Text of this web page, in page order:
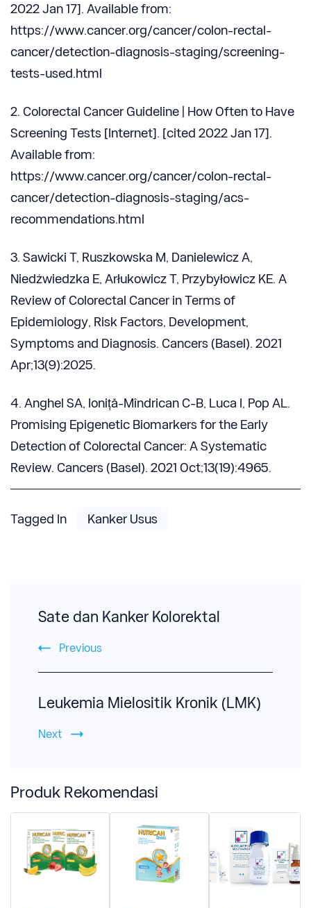
2022 Jan 17]. Available from:
https://www.cancer.org/cancer/colon-rectal-
cancer/detection-diagnosis-staging/screening-
tests-used.html
2. Colorectal Cancer Guideline | How Often to Have
Screening Tests [Internet]. [cited 2022 Jan 17].
Available from:
https://www.cancer.org/cancer/colon-rectal-
cancer/detection-diagnosis-staging/acs-
recommendations.html
3. Sawicki T, Ruszkowska M, Danielewicz A,
Niedźwiedzka E, Arłukowicz T, Przybyłowicz KE. A
Review of Colorectal Cancer in Terms of
Epidemiology, Risk Factors, Development,
Symptoms and Diagnosis. Cancers (Basel). 2021
Apr;13(9):2025.
4. Anghel SA, Ioniță-Mîndrican C-B, Luca I, Pop AL.
Promising Epigenetic Biomarkers for the Early
Detection of Colorectal Cancer: A Systematic
Review. Cancers (Basel). 2021 Oct;13(19):4965.
Tagged In Kanker Usus
Navigation
Sate dan Kanker Kolorektal
Previous
Leukemia Mielositik Kronik (LMK)
Next
Produk Rekomendasi